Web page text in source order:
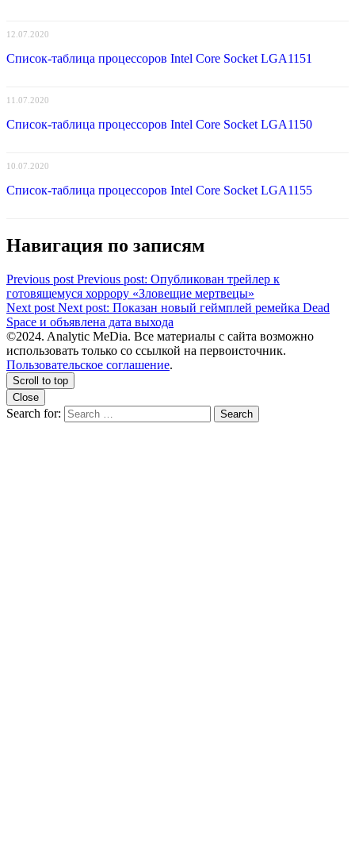
12.07.2020
Список-таблица процессоров Intel Core Socket LGA1151
11.07.2020
Список-таблица процессоров Intel Core Socket LGA1150
10.07.2020
Список-таблица процессоров Intel Core Socket LGA1155
Навигация по записям
Previous post Previous post: Опубликован трейлер к
готовящемуся хоррору «Зловещие мертвецы»
Next post Next post: Показан новый геймплей ремейка Dead
Space и объявлена дата выхода
©2024. Analytic MeDia. Все материалы с сайта возможно
использовать только со ссылкой на первоисточник.
Пользовательское соглашение.
Scroll to top
Close
Search for: Search